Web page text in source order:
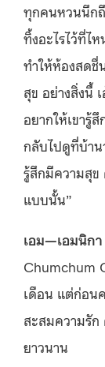
ทุกคนหวนนึกถึ
ทิ้งอะไรไว้ที่ไ
ทำให้ห้องสดชื่
สุข อย่างสิ่งนี้
อยากให้เขารู้
กลับไปดูที่บ้าน
รู้สึกมีความสุข
แบบนั้น”
เอม—เอมนิก
Chumchum
เดือน แต่ก่อน
สะสมความรัก
ยาวนาน